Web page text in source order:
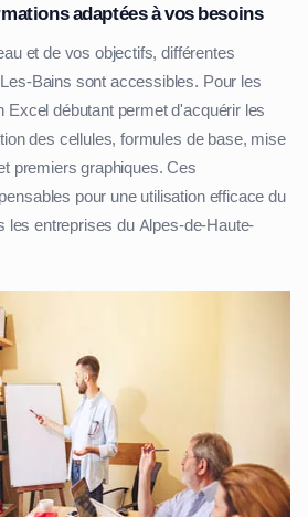
adaptées à vos besoins
et de vos objectifs, différentes
Bains sont accessibles. Pour les
Excel débutant permet d'acquérir les
des cellules, formules de base, mise
premiers graphiques. Ces
pour une utilisation efficace du
les entreprises du Alpes-de-Haute-